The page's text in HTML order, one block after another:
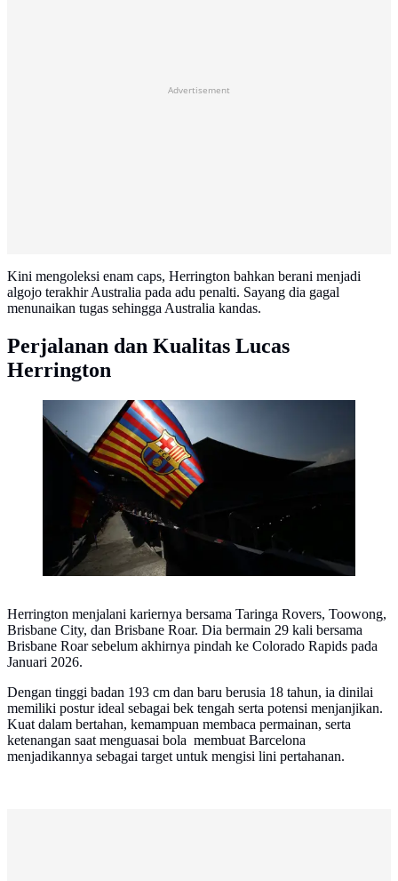
Advertisement
Kini mengoleksi enam caps, Herrington bahkan berani menjadi
algojo terakhir Australia pada adu penalti. Sayang dia gagal
menunaikan tugas sehingga Australia kandas.
Perjalanan dan Kualitas Lucas
Herrington
Logo dan ilustrasi Barcelona. (AFP/Pau Barrena)
Herrington menjalani kariernya bersama Taringa Rovers, Toowong,
Brisbane City, dan Brisbane Roar. Dia bermain 29 kali bersama
Brisbane Roar sebelum akhirnya pindah ke Colorado Rapids pada
Januari 2026.
Dengan tinggi badan 193 cm dan baru berusia 18 tahun, ia dinilai
memiliki postur ideal sebagai bek tengah serta potensi menjanjikan.
Kuat dalam bertahan, kemampuan membaca permainan, serta
ketenangan saat menguasai bola membuat Barcelona
menjadikannya sebagai target untuk mengisi lini pertahanan.